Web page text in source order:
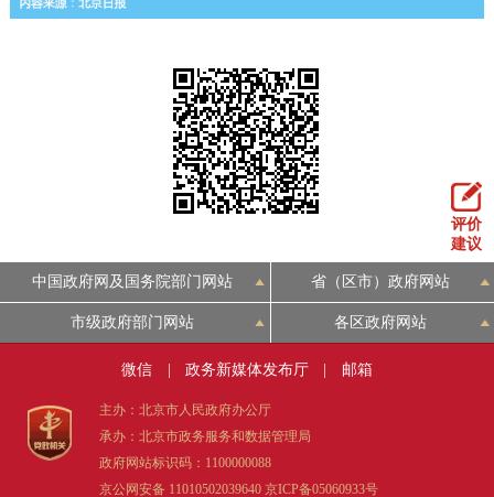
评价
建议
中国政府网及国务院部门网站 省（区市）政府网站
市级政府部门网站 各区政府网站
微信 政务新媒体发布厅 邮箱
主办：北京市人民政府办公厅
承办：北京市政务服务和数据管理局
政府网站标识码：1100000088
京公网安备 11010502039640 京ICP备05060933号